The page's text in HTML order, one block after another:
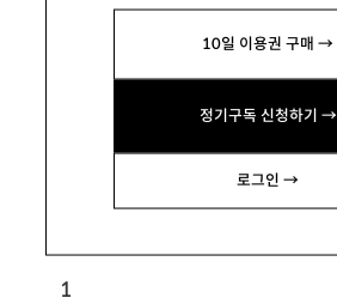
10일 이용권 구매 →
정기구독 신청하기 →
로그인 →
기술자들
1